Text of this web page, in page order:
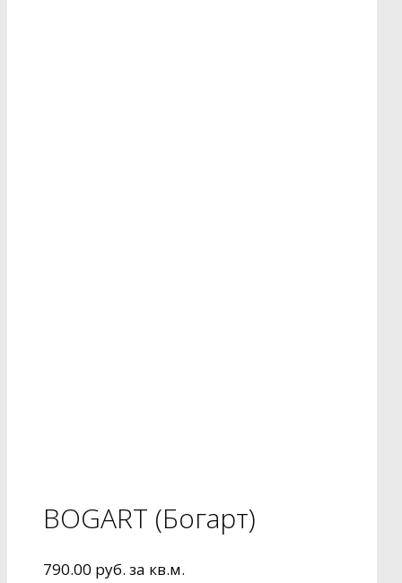
BOGART (Богарт)
790.00 руб. за кв.м.